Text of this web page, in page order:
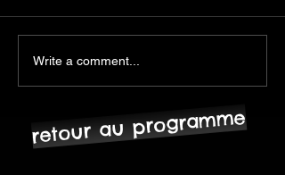
Write a comment...
retour au programme